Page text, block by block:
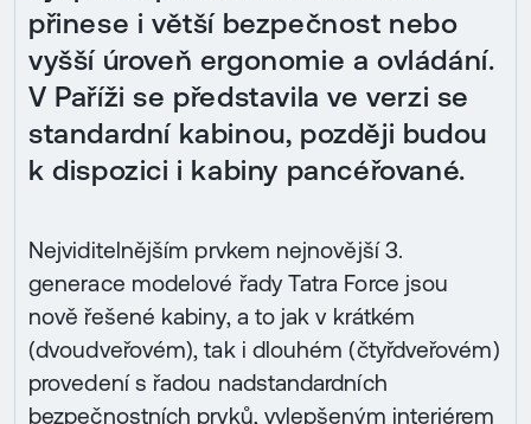
přinese i větší bezpečnost nebo
vyšší úroveň ergonomie a ovládání.
V Paříži se představila ve verzi se
standardní kabinou, později budou
k dispozici i kabiny pancéřované.
Nejviditelnějším prvkem nejnovější 3.
generace modelové řady Tatra Force jsou
nově řešené kabiny, a to jak v krátkém
(dvoudveřovém), tak i dlouhém (čtyřdveřovém)
provedení s řadou nadstandardních
bezpečnostních prvků, vylepšeným interiérem